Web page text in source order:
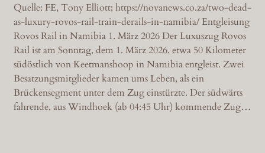
Quelle: FE, Tony Elliott; https://novanews.co.za/two-dead-
as-luxury-rovos-rail-train-derails-in-namibia/ Entgleisung
Rovos Rail in Namibia 1. März 2026 Der Luxuszug Rovos
Rail ist am Sonntag, dem 1. März 2026, etwa 50 Kilometer
südöstlich von Keetmanshoop in Namibia entgleist. Zwei
Besatzungsmitglieder kamen ums Leben, als ein
Brückensegment unter dem Zug einstürzte. Der südwärts
fahrende, aus Windhoek (ab 04:45 Uhr) kommende Zug…